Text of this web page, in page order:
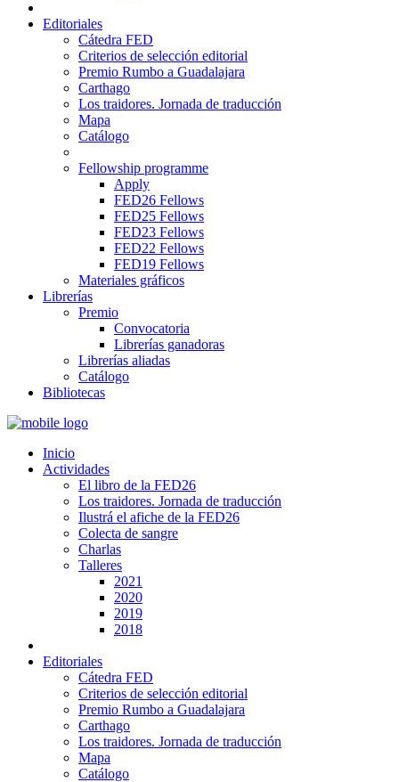
Editoriales
Cátedra FED
Criterios de selección editorial
Premio Rumbo a Guadalajara
Carthago
Los traidores. Jornada de traducción
Mapa
Catálogo
Fellowship programme
Apply
FED26 Fellows
FED25 Fellows
FED23 Fellows
FED22 Fellows
FED19 Fellows
Materiales gráficos
Librerías
Premio
Convocatoria
Librerías ganadoras
Librerías aliadas
Catálogo
Bibliotecas
Inicio
Actividades
El libro de la FED26
Los traidores. Jornada de traducción
Ilustrá el afiche de la FED26
Colecta de sangre
Charlas
Talleres
2021
2020
2019
2018
Editoriales
Cátedra FED
Criterios de selección editorial
Premio Rumbo a Guadalajara
Carthago
Los traidores. Jornada de traducción
Mapa
Catálogo